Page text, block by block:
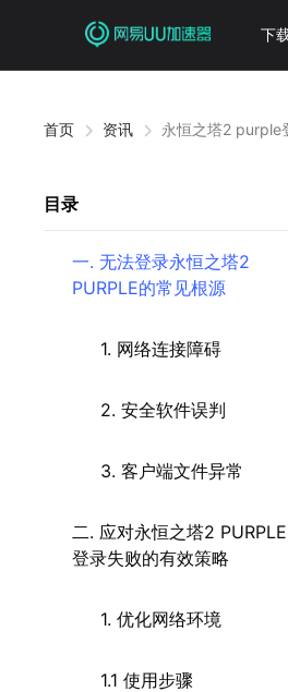
下
首页 资讯 永恒之塔2 purple
目录
一. 无法登录永恒之塔2
PURPLE的常见根源
1. 网络连接障碍
2. 安全软件误判
3. 客户端文件异常
二. 应对永恒之塔2 PURPLE
登录失败的有效策略
1. 优化网络环境
1.1 使用步骤